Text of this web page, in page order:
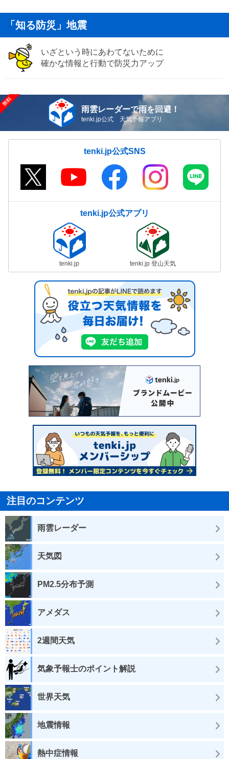
「知る防災」地震
いざという時にあわてないために
確かな情報と行動で防災力アップ
雨雲レーダーで雨を回避！
tenki.jp公式 天気予報アプリ
tenki.jp公式SNS
tenki.jp公式アプリ
tenki.jp tenki.jp 登山天気
注目のコンテンツ
雨雲レーダー
天気図
PM2.5分布予測
アメダス
2週間天気
気象予報士のポイント解説
世界天気
地震情報
熱中症情報